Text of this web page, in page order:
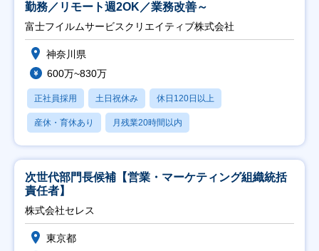
勤務／リモート週2OK／業務改善～
富士フイルムサービスクリエイティブ株式会社
神奈川県
600万~830万
正社員採用 土日祝休み 休日120日以上
産休・育休あり 月残業20時間以内
次世代部門長候補【営業・マーケティング組織統括
責任者】
株式会社セレス
東京都